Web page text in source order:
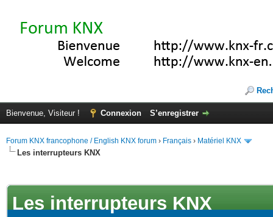
Bienvenue, Visiteur ! Connexion S’enregistrer
Forum KNX francophone / English KNX forum › Français › Matériel KNX
Les interrupteurs KNX
Les interrupteurs KNX